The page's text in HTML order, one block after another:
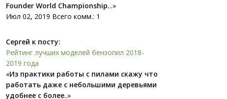
Founder World Championship...»
Июл 02, 2019 Всего комм.: 1
Сергей к посту:
Рейтинг лучших моделей бензопил 2018-
2019 года
«Из практики работы с пилами скажу что
работать даже с небольшими деревьями
удобнее с более..»